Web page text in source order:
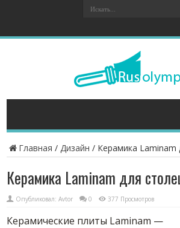
Главная /Дизайн / Керамика Laminam
Керамика Laminam для
Опубликовал:Avtor 0 377 Просмотров
Керамические плиты Laminam —